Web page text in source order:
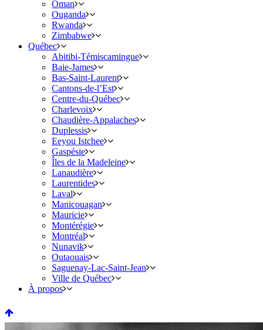
Oman
Ouganda
Rwanda
Zimbabwe
Québec
Abitibi-Témiscamingue
Baie-James
Bas-Saint-Laurent
Cantons-de-l’Est
Centre-du-Québec
Charlevoix
Chaudière-Appalaches
Duplessis
Eeyou Istchee
Gaspésie
Îles de la Madeleine
Lanaudière
Laurentides
Laval
Manicouagan
Mauricie
Montérégie
Montréal
Nunavik
Outaouais
Saguenay-Lac-Saint-Jean
Ville de Québec
À propos